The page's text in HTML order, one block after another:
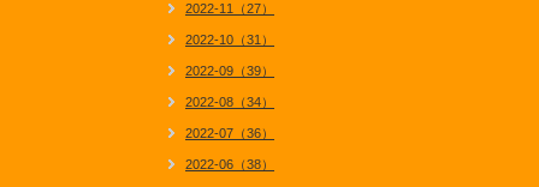
2022-11（27）
2022-10（31）
2022-09（39）
2022-08（34）
2022-07（36）
2022-06（38）